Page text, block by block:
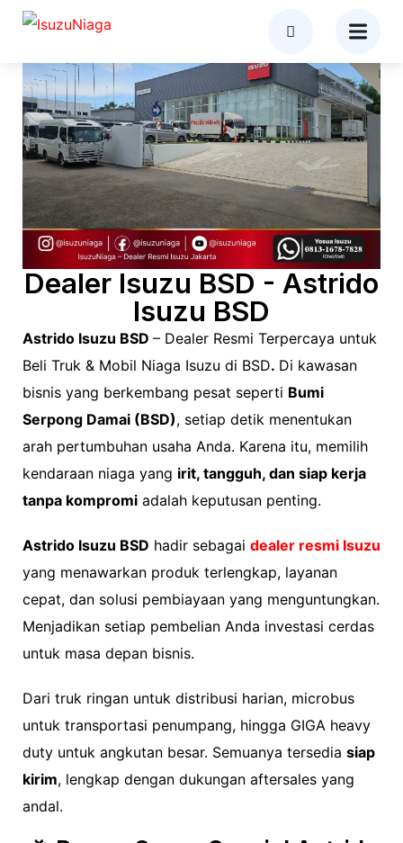
Dealer Isuzu BSD - Astrido
Isuzu BSD
Astrido Isuzu BSD – Dealer Resmi Terpercaya untuk
Beli Truk & Mobil Niaga Isuzu di BSD. Di kawasan
bisnis yang berkembang pesat seperti Bumi
Serpong Damai (BSD), setiap detik menentukan
arah pertumbuhan usaha Anda. Karena itu, memilih
kendaraan niaga yang irit, tangguh, dan siap kerja
tanpa kompromi adalah keputusan penting.
Astrido Isuzu BSD hadir sebagai dealer resmi Isuzu
yang menawarkan produk terlengkap, layanan
cepat, dan solusi pembiayaan yang menguntungkan.
Menjadikan setiap pembelian Anda investasi cerdas
untuk masa depan bisnis.
Dari truk ringan untuk distribusi harian, microbus
untuk transportasi penumpang, hingga GIGA heavy
duty untuk angkutan besar. Semuanya tersedia siap
kirim, lengkap dengan dukungan aftersales yang
andal.